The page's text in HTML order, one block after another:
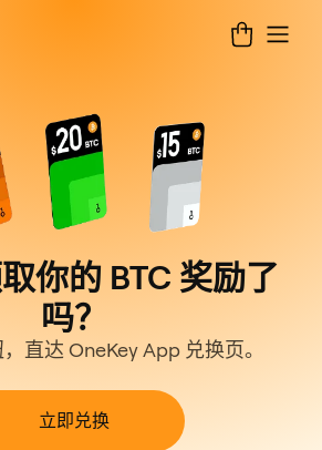
你的 BTC 奖励了
吗？
直达 OneKey App 兑换页。
立即兑换